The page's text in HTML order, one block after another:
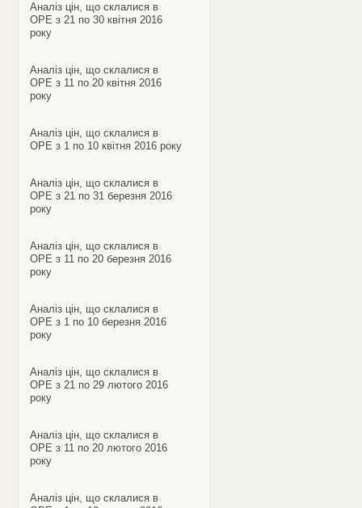
Аналіз цін, що склалися в
ОРЕ з 21 по 30 квітня 2016
року
Аналіз цін, що склалися в
ОРЕ з 11 по 20 квітня 2016
року
Аналіз цін, що склалися в
ОРЕ з 1 по 10 квітня 2016 року
Аналіз цін, що склалися в
ОРЕ з 21 по 31 березня 2016
року
Аналіз цін, що склалися в
ОРЕ з 11 по 20 березня 2016
року
Аналіз цін, що склалися в
ОРЕ з 1 по 10 березня 2016
року
Аналіз цін, що склалися в
ОРЕ з 21 по 29 лютого 2016
року
Аналіз цін, що склалися в
ОРЕ з 11 по 20 лютого 2016
року
Аналіз цін, що склалися в